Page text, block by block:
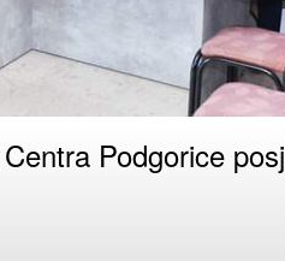
Podgorice